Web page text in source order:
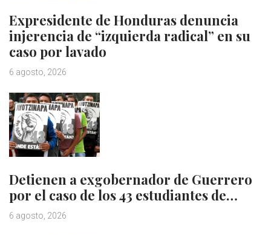
Expresidente de Honduras denuncia
injerencia de “izquierda radical” en su
caso por lavado
6 agosto, 2026
Detienen a exgobernador de Guerrero
por el caso de los 43 estudiantes de…
6 agosto, 2026